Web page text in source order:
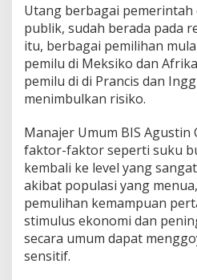
i
n
t
a
h
J
n
g
P
e
i
u
Utang berbagai pemerintah
publik, sudah berada pada
itu, berbagai pemilihan
pemilu di Meksiko dan
pemilu di di Prancis dan
menimbulkan risiko.
Manajer Umum BIS Agustin
faktor-faktor seperti suku
kembali ke level yang
akibat populasi yang
pemulihan kemampuan
stimulus ekonomi dan
secara umum dapat
sensitif.